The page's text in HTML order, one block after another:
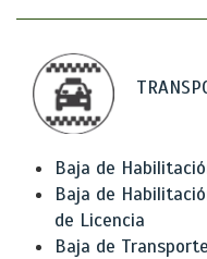
Baja de
Baja de
de Licencia
Baja de